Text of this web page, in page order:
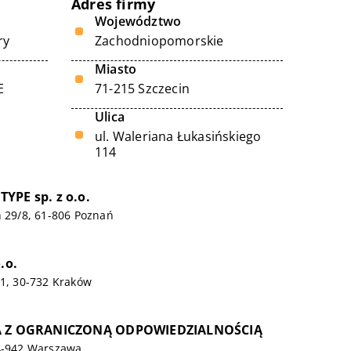
Adres firmy
Województwo
Zachodniopomorskie
Miasto
71-215 Szczecin
Ulica
ul. Waleriana Łukasińskiego
114
sp. z o.o.
8, 61-806 Poznań
30-732 Kraków
Z OGRANICZONĄ ODPOWIEDZIALNOŚCIĄ
Warszawa